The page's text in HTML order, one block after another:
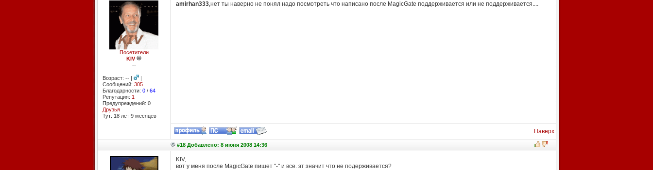
Посетители
KIV
--
Возраст: -- |
|
Сообщений: 305
Благодарности: 0/ 64
Репутация: 1
Предупреждений: 0
Друзья
Тут: 18 лет 9 месяцев
amirhan333,нет ты наверно не понял надо посмотреть что написано после MagicGate поддерживается или не поддерживается....
Наверх
#18 Добавлено: 8 июня 2008 14:36
KIV,
вот у меня после MagicGate пишет "-" и все. эт значит что не подерживается?